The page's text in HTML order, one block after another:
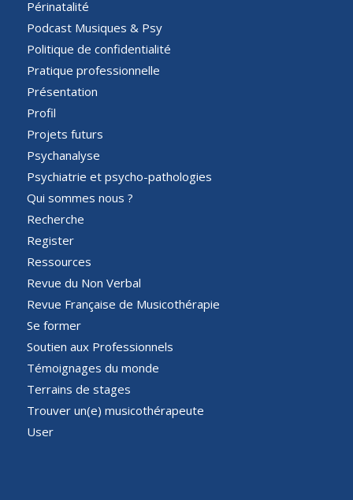
Périnatalité
Podcast Musiques & Psy
Politique de confidentialité
Pratique professionnelle
Présentation
Profil
Projets futurs
Psychanalyse
Psychiatrie et psycho-pathologies
Qui sommes nous ?
Recherche
Register
Ressources
Revue du Non Verbal
Revue Française de Musicothérapie
Se former
Soutien aux Professionnels
Témoignages du monde
Terrains de stages
Trouver un(e) musicothérapeute
User